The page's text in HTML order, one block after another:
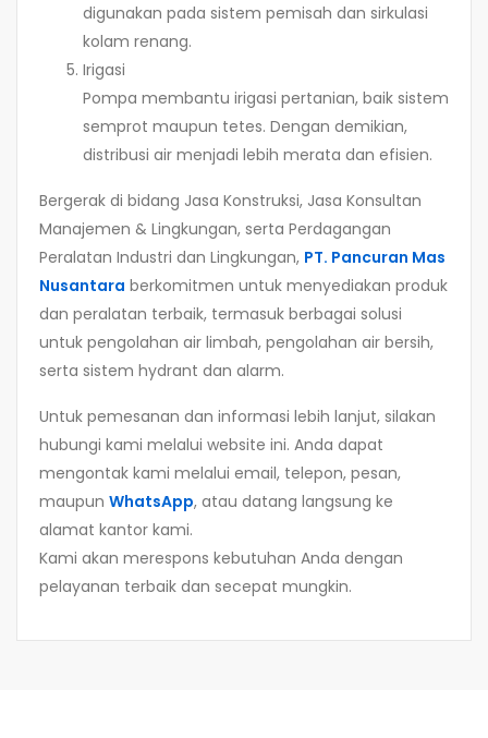
digunakan pada sistem pemisah dan sirkulasi
kolam renang.
Irigasi
Pompa membantu irigasi pertanian, baik sistem
semprot maupun tetes. Dengan demikian,
distribusi air menjadi lebih merata dan efisien.
Bergerak di bidang Jasa Konstruksi, Jasa Konsultan
Manajemen & Lingkungan, serta Perdagangan
Peralatan Industri dan Lingkungan, PT. Pancuran Mas
Nusantara berkomitmen untuk menyediakan produk
dan peralatan terbaik, termasuk berbagai solusi
untuk pengolahan air limbah, pengolahan air bersih,
serta sistem hydrant dan alarm.
Untuk pemesanan dan informasi lebih lanjut, silakan
hubungi kami melalui website ini. Anda dapat
mengontak kami melalui email, telepon, pesan,
maupun WhatsApp, atau datang langsung ke
alamat kantor kami.
Kami akan merespons kebutuhan Anda dengan
pelayanan terbaik dan secepat mungkin.